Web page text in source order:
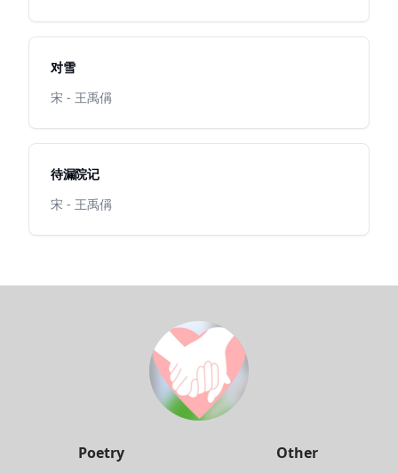
对雪
宋 - 王禹偁
待漏院记
宋 - 王禹偁
Poetry Other